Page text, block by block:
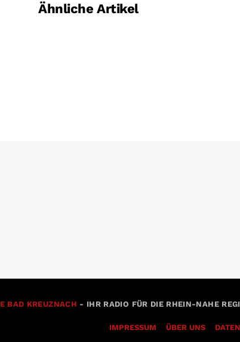
Ähnliche Artikel
BAD KREUZNACH - IHR RADIO FÜR DIE RHEIN-NAHE
IMPRESSUM ÜBER UNS